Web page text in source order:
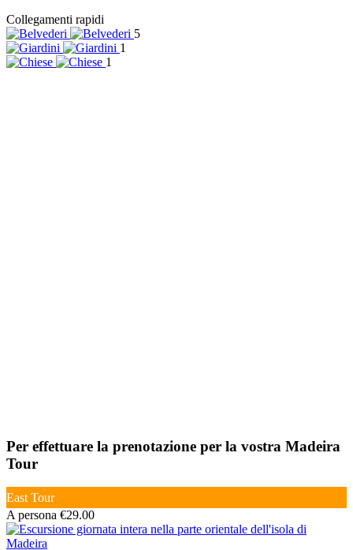
Collegamenti rapidi
5
1
1
Per effettuare la prenotazione per la vostra Madeira
Tour
East Tour
A persona €29.00